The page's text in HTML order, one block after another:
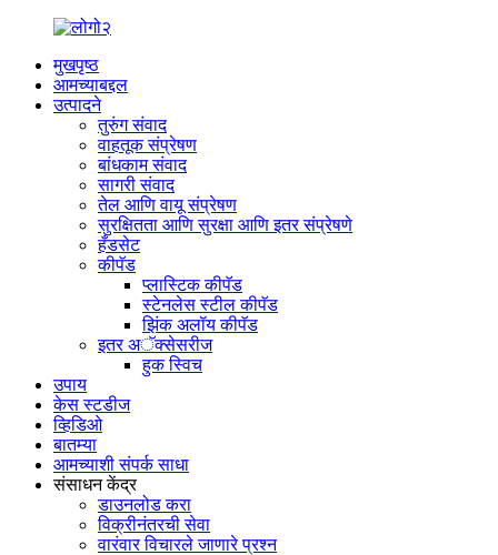
मुखपृष्ठ
आमच्याबद्दल
उत्पादने
तुरुंग संवाद
वाहतूक संप्रेषण
बांधकाम संवाद
सागरी संवाद
तेल आणि वायू संप्रेषण
सुरक्षितता आणि सुरक्षा आणि इतर संप्रेषणे
हँडसेट
कीपॅड
प्लास्टिक कीपॅड
स्टेनलेस स्टील कीपॅड
झिंक अलॉय कीपॅड
इतर अॅक्सेसरीज
हुक स्विच
उपाय
केस स्टडीज
व्हिडिओ
बातम्या
आमच्याशी संपर्क साधा
संसाधन केंद्र
डाउनलोड करा
विक्रीनंतरची सेवा
वारंवार विचारले जाणारे प्रश्न